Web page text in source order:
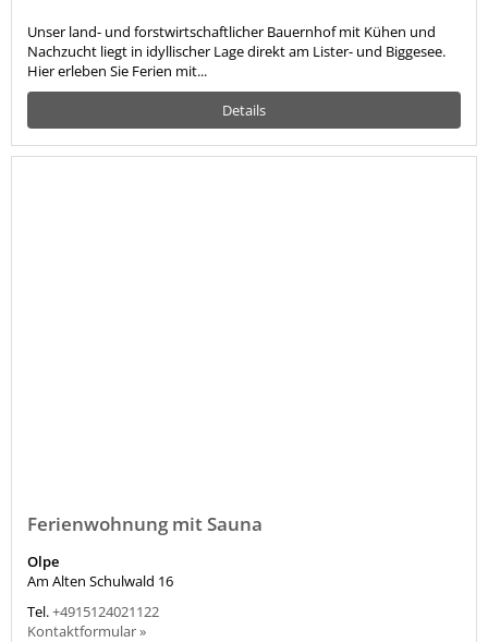
Unser land- und forstwirtschaftlicher Bauernhof mit Kühen und
Nachzucht liegt in idyllischer Lage direkt am Lister- und Biggesee.
Hier erleben Sie Ferien mit...
Details
Ferienwohnung mit Sauna
Olpe
Am Alten Schulwald 16
Tel.+4915124021122
Kontaktformular »